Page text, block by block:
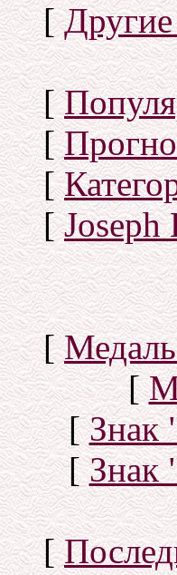
[
[
[
[
[
[
[
[Знак
[Знак
[